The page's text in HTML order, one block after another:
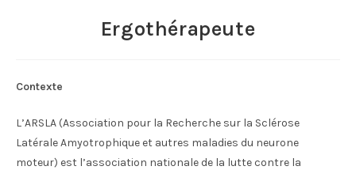
Ergothérapeute
Contexte
L’ARSLA (Association pour la Recherche sur la Sclérose
Latérale Amyotrophique et autres maladies du neurone
moteur) est l’association nationale de la lutte contre la